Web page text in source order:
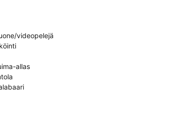
videopelejä
allas